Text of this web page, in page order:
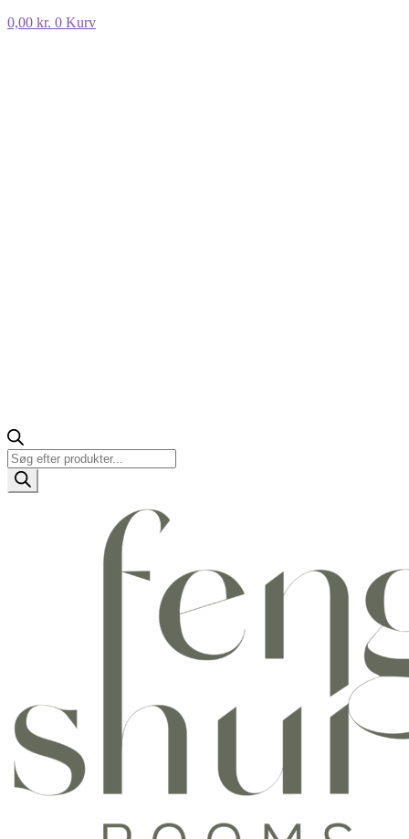
0,00 kr. 0 Kurv
Products
search